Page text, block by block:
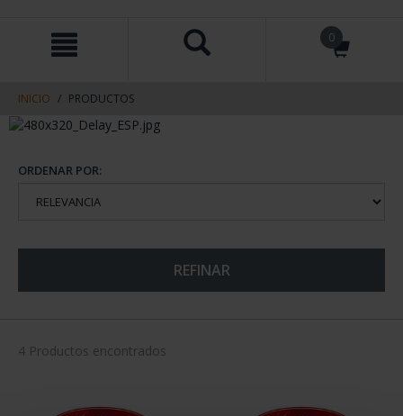
contenido
navegacin
0
INICIO PRODUCTOS
ORDENAR POR:
REFINAR
4 Productos encontrados